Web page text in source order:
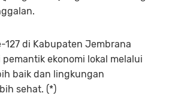
127 di Kabupaten Jembrana
ekonomi lokal melalui
baik dan lingkungan
sehat. (*)